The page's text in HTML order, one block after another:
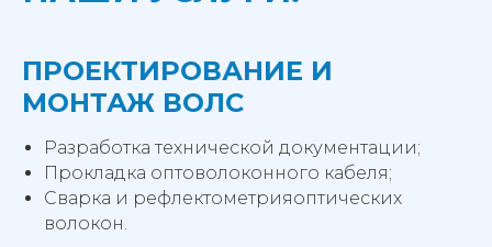
ПРОЕКТИРОВАНИЕ И
МОНТАЖ ВОЛС
Разработка технической документации;
Прокладка оптоволоконного кабеля;
Сварка и рефлектометрияоптических
волокон.